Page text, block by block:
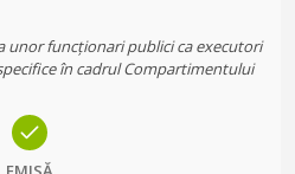
unor funcționari publici ca executori
în cadrul Compartimentului